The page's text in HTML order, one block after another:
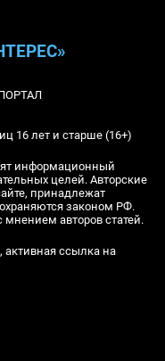
16 лет и старше (16+)
информационный
целей. Авторские
принадлежат
законом РФ.
авторов статей.
активная ссылка на